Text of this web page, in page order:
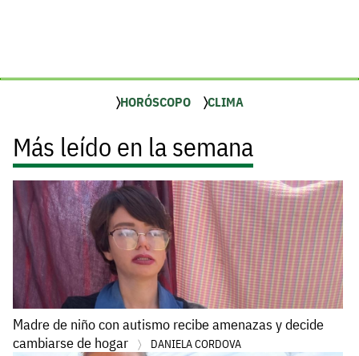
HORÓSCOPO CLIMA
Más leído en la semana
Madre de niño con autismo recibe amenazas y decide
cambiarse de hogar
DANIELA CORDOVA